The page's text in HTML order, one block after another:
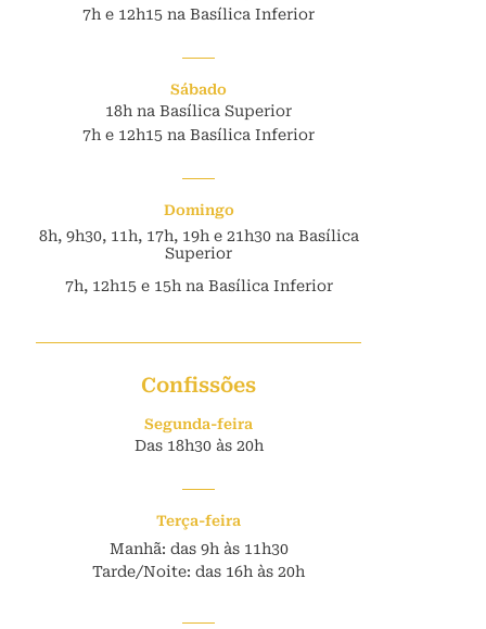
7h e 12h15 na Basílica Inferior
Sábado
18h na Basílica Superior
7h e 12h15 na Basílica Inferior
Domingo
8h, 9h30, 11h, 17h, 19h e 21h30 na Basílica
Superior
7h, 12h15 e 15h na Basílica Inferior
Confissões
Segunda-feira
Das 18h30 às 20h
Terça-feira
Manhã: das 9h às 11h30
Tarde/Noite: das 16h às 20h